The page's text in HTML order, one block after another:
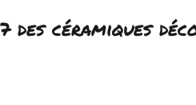
céramiques